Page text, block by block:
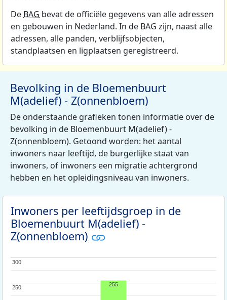
De BAG bevat de officiële gegevens van alle adressen
en gebouwen in Nederland. In de BAG zijn, naast alle
adressen, alle panden, verblijfsobjecten,
standplaatsen en ligplaatsen geregistreerd.
Bevolking in de Bloemenbuurt
M(adelief) - Z(onnenbloem)
De onderstaande grafieken tonen informatie over de
bevolking in de Bloemenbuurt M(adelief) -
Z(onnenbloem). Getoond worden: het aantal
inwoners naar leeftijd, de burgerlijke staat van
inwoners, of inwoners een migratie achtergrond
hebben en het opleidingsniveau van inwoners.
Inwoners per leeftijdsgroep in de
Bloemenbuurt M(adelief) -
Z(onnenbloem)
250
250
300
300
255